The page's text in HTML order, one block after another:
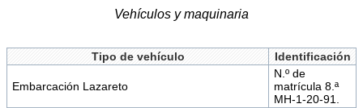
Vehículos y maquinaria
Tipo de vehículo Identificación
Embarcación Lazareto
N.º de
matrícula 8.ª
MH-1-20-91.